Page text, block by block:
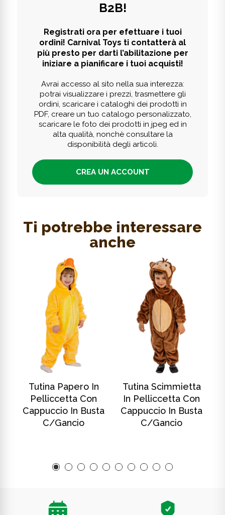
B2B!
Registrati ora per efettuare i tuoi
ordini! Carnival Toys ti contatterà al
più presto per darti l’abilitazione per
iniziare a pianificare i tuoi acquisti!
Avrai accesso al sito nella sua interezza:
potrai visualizzare i prezzi, trasmettere gli
ordini, scaricare i cataloghi dei prodotti in
PDF, creare un tuo catalogo personalizzato,
scaricare le foto dei prodotti in jpeg ed in
alta qualità, nonchè consultare la
disponibilità degli articoli.
CREA UN ACCOUNT
Ti potrebbe interessare
anche
Tutina Papero In
Pelliccetta Con
Cappuccio In Busta
C/gancio
Tutina Scimmietta
In Pelliccetta Con
Cappuccio In Busta
C/gancio